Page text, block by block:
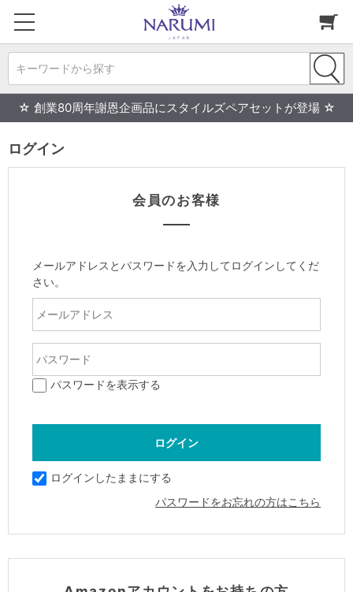
キーワードから探す
☆ 創業80周年謝恩企画品にスタイルズペアセットが登場 ☆
ログイン
会員のお客様
メールアドレスとパスワードを入力してログインしてくだ
さい。
パスワードを表示する
ログインしたままにする
パスワードをお忘れの方はこちら